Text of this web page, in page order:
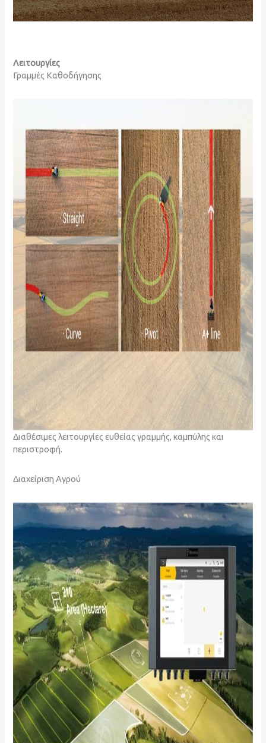
Λειτουργίες
Γραμμές Καθοδήγησης
Διαθέσιμες λειτουργίες ευθείας γραμμής, καμπύλης και
περιστροφή.
Διαχείριση Αγρού